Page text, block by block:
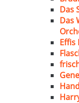
Das
Das
Effis